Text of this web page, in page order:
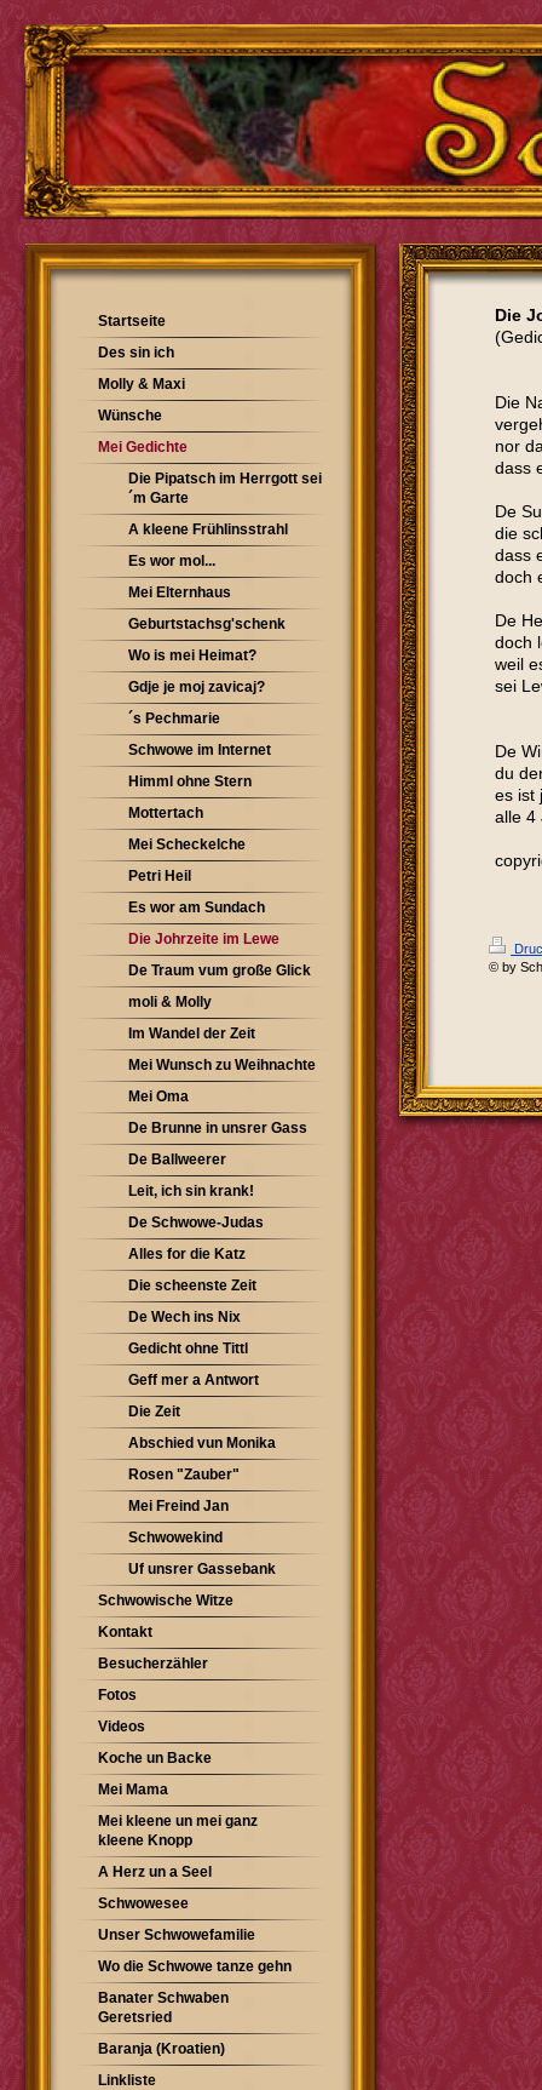
Die
Die
nor
dass
De
die
dass
doch
De
doch
weil
sei
De
du
es ist
alle 4
© by
Startseite
Des sin ich
Molly & Maxi
Wünsche
Mei Gedichte
Die Pipatsch im Herrgott sei
´m Garte
A kleene Frühlinsstrahl
Es wor mol...
Mei Elternhaus
Geburtstachsg'schenk
Wo is mei Heimat?
Gdje je moj zavicaj?
´s Pechmarie
Schwowe im Internet
Himml ohne Stern
Mottertach
Mei Scheckelche
Petri Heil
Es wor am Sundach
Die Johrzeite im Lewe
De Traum vum große Glick
moli & Molly
Im Wandel der Zeit
Mei Wunsch zu Weihnachte
Mei Oma
De Brunne in unsrer Gass
De Ballweerer
Leit, ich sin krank!
De Schwowe-Judas
Alles for die Katz
Die scheenste Zeit
De Wech ins Nix
Gedicht ohne Tittl
Geff mer a Antwort
Die Zeit
Abschied vun Monika
Rosen "Zauber"
Mei Freind Jan
Schwowekind
Uf unsrer Gassebank
Schwowische Witze
Kontakt
Besucherzähler
Fotos
Videos
Koche un Backe
Mei Mama
Mei kleene un mei ganz
kleene Knopp
A Herz un a Seel
Schwowesee
Unser Schwowefamilie
Wo die Schwowe tanze gehn
Banater Schwaben
Geretsried
Baranja (Kroatien)
Linkliste